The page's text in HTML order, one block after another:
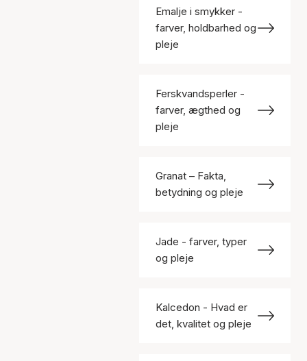
Emalje i smykker -
farver, holdbarhed og
pleje
Ferskvandsperler -
farver, ægthed og
pleje
Granat – Fakta,
betydning og pleje
Jade - farver, typer
og pleje
Kalcedon - Hvad er
det, kvalitet og pleje